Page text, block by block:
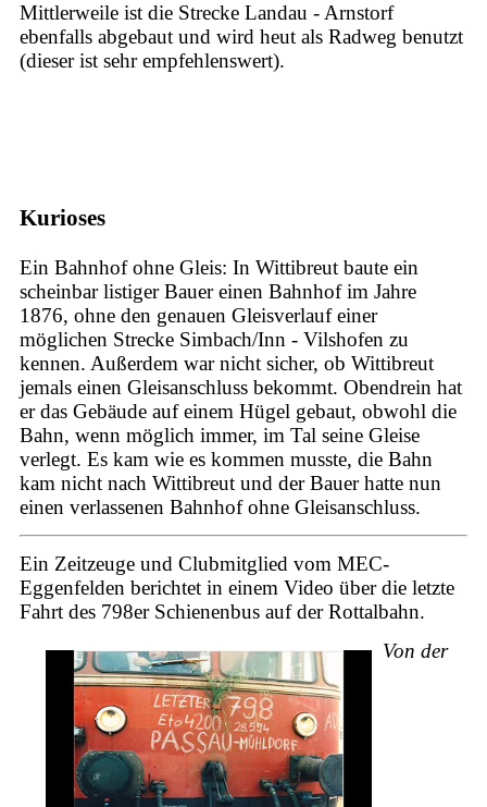
Mittlerweile ist die Strecke Landau - Arnstorf
ebenfalls abgebaut und wird heut als Radweg benutzt
(dieser ist sehr empfehlenswert).
Kurioses
Ein Bahnhof ohne Gleis: In Wittibreut baute ein
scheinbar listiger Bauer einen Bahnhof im Jahre
1876, ohne den genauen Gleisverlauf einer
möglichen Strecke Simbach/Inn - Vilshofen zu
kennen. Außerdem war nicht sicher, ob Wittibreut
jemals einen Gleisanschluss bekommt. Obendrein hat
er das Gebäude auf einem Hügel gebaut, obwohl die
Bahn, wenn möglich immer, im Tal seine Gleise
verlegt. Es kam wie es kommen musste, die Bahn
kam nicht nach Wittibreut und der Bauer hatte nun
einen verlassenen Bahnhof ohne Gleisanschluss.
Ein Zeitzeuge und Clubmitglied vom MEC-
Eggenfelden berichtet in einem Video über die letzte
Fahrt des 798er Schienenbus auf der Rottalbahn.
Von der